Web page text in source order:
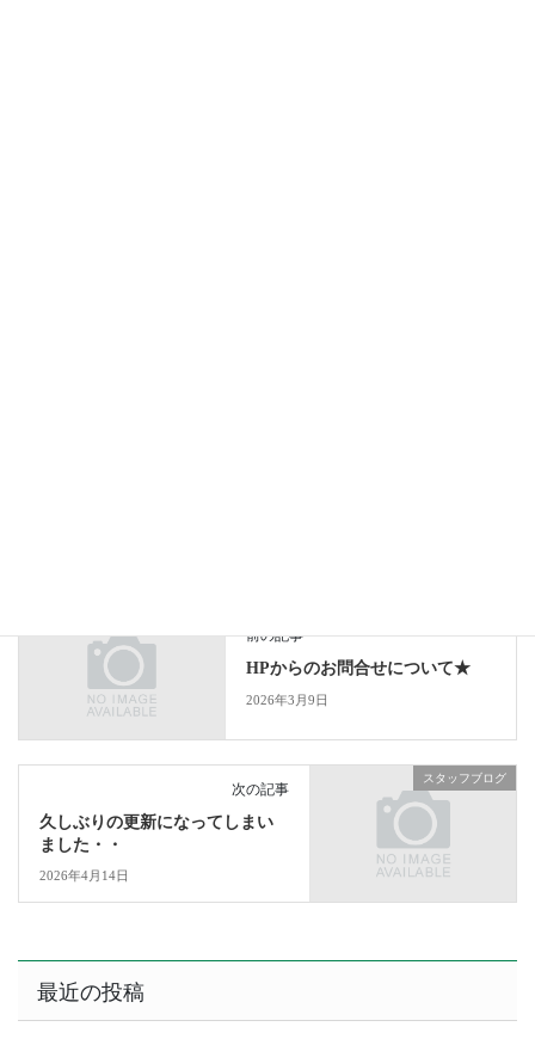
前の記事
HPからのお問合せについて★
2026年3月9日
スタッフブログ
次の記事
久しぶりの更新になってしまい
ました・・
2026年4月14日
最近の投稿